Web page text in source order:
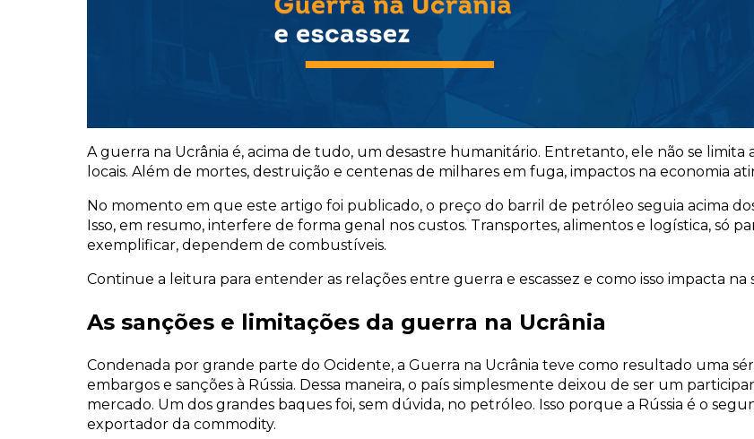
A guerra na Ucrânia é, acima de tudo, um desastre humanitário. Entretanto, ele não se limita
locais. Além de mortes, destruição e centenas de milhares em fuga, impactos na economia
No momento em que este artigo foi publicado, o preço do barril de petróleo seguia acima
Isso, em resumo, interfere de forma genal nos custos. Transportes, alimentos e logística, só
exemplificar, dependem de combustíveis.
Continue a leitura para entender as relações entre guerra e escassez e como isso impacta na
As sanções e limitações da guerra na Ucrânia
Condenada por grande parte do Ocidente, a Guerra na Ucrânia teve como resultado uma
embargos e sanções à Rússia. Dessa maneira, o país simplesmente deixou de ser um
mercado. Um dos grandes baques foi, sem dúvida, no petróleo. Isso porque a Rússia é o
exportador da commodity.